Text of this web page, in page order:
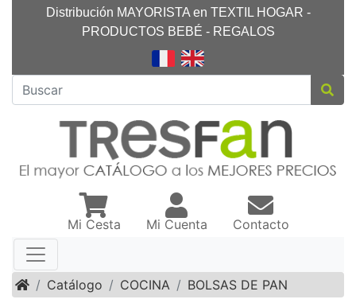
Distribución MAYORISTA en TEXTIL HOGAR -
PRODUCTOS BEBÉ - REGALOS
Mi Cesta Mi Cuenta Contacto
InicioCatálogo COCINA BOLSAS DE PAN